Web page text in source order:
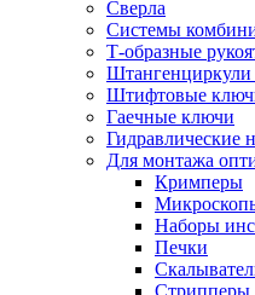
Сверла
Системы
Т-образные
Штифтовые
Гаечные ключи
Гидравлические
Для монтажа
Кримперы
Наборы
Печки
Стрипперы